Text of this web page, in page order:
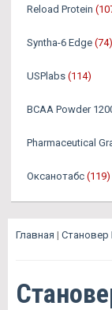
Reload Protein
Syntha-6 Edge (74)
USPlabs (114)
BCAA Powder
Pharmaceutical
Оксанотабс (119)
Главная | Становер